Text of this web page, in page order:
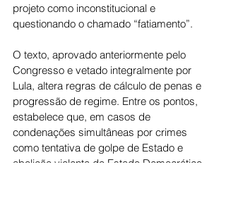
projeto como inconstitucional e
questionando o chamado “fatiamento”.
O texto, aprovado anteriormente pelo
Congresso e vetado integralmente por
Lula, altera regras de cálculo de penas e
progressão de regime. Entre os pontos,
estabelece que, em casos de
condenações simultâneas por crimes
como tentativa de golpe de Estado e
abolição violenta do Estado Democrático